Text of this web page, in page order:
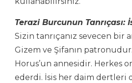
Terazi Burcunun Tanrıçası:
Sizin tanrıçanız sevecen bir
Gizem ve Şifanın patronudur.
Horus’un annesidir. Herkes
ederdi. İsis her daim dertleri